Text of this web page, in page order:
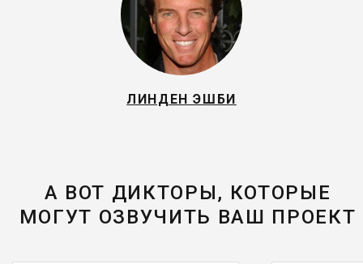
ЛИНДЕН ЭШБИ
А ВОТ ДИКТОРЫ, КОТОРЫЕ
МОГУТ ОЗВУЧИТЬ ВАШ ПРОЕКТ